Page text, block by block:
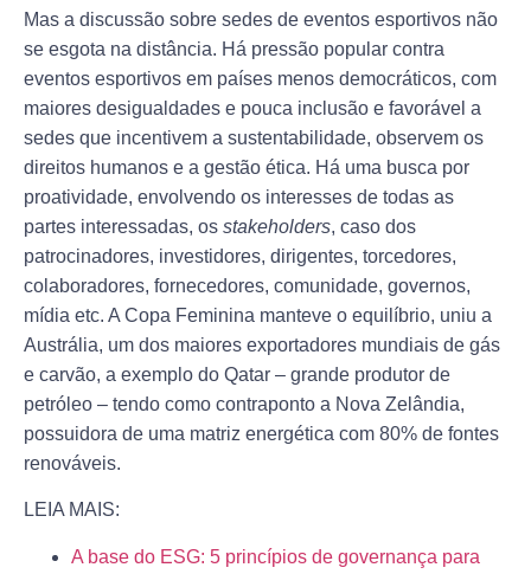
Mas a discussão sobre sedes de eventos esportivos não
se esgota na distância. Há pressão popular contra
eventos esportivos em países menos democráticos, com
maiores desigualdades e pouca inclusão e favorável a
sedes que incentivem a sustentabilidade, observem os
direitos humanos e a gestão ética. Há uma busca por
proatividade, envolvendo os interesses de todas as
partes interessadas, os stakeholders, caso dos
patrocinadores, investidores, dirigentes, torcedores,
colaboradores, fornecedores, comunidade, governos,
mídia etc. A Copa Feminina manteve o equilíbrio, uniu a
Austrália, um dos maiores exportadores mundiais de gás
e carvão, a exemplo do Qatar – grande produtor de
petróleo – tendo como contraponto a Nova Zelândia,
possuidora de uma matriz energética com 80% de fontes
renováveis.
LEIA MAIS:
A base do ESG: 5 princípios de governança para